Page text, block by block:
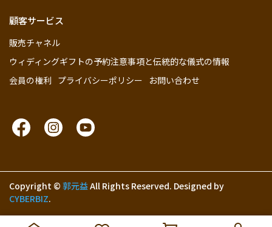
顧客サービス
販売チャネル
ウィディングギフトの予約注意事項と伝統的な儀式の情報
会員の権利 プライバシーポリシー お問い合わせ
Copyright © 郭元益All Rights Reserved. Designed by
CYBERBIZ.